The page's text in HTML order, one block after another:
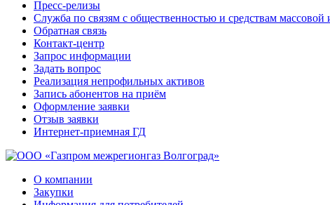
Пресс-релизы
Служба по связям с общественностью и средствам
Обратная связь
Контакт-центр
Запрос информации
Задать вопрос
Реализация непрофильных активов
Запись абонентов на приём
Оформление заявки
Отзыв заявки
Интернет-приемная ГД
О компании
Закупки